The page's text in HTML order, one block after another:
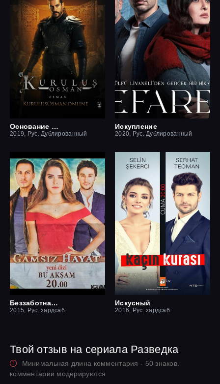
Основание Осман
2019, Рус. Дублированный
Искупление
2020, Рус. Дублированный
Беззаботная жизнь
2015, Рус. хардсаб
Искусный
2016, Рус. хардсаб
Твой отзыв на сериала Разведка
Минимальная длина комментария - 50 знаков.
комментарии модерируются